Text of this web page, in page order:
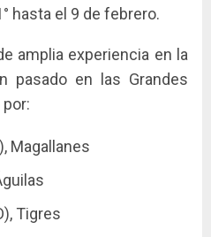
hasta el 9 de febrero.
amplia experiencia en la
pasado en las Grandes
Magallanes
Tigres